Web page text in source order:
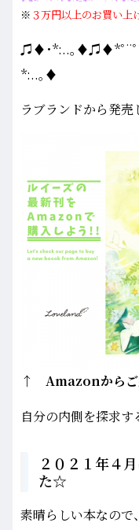
※ ３万円以上のお買い上
♫♦･*:..｡♦♫♦*ﾟ¨ﾟ
*:..｡♦
ラブランドから発
↑ Amazonからご
自分の内側を探求
２０２１年４
た☆
素晴らしい本なので